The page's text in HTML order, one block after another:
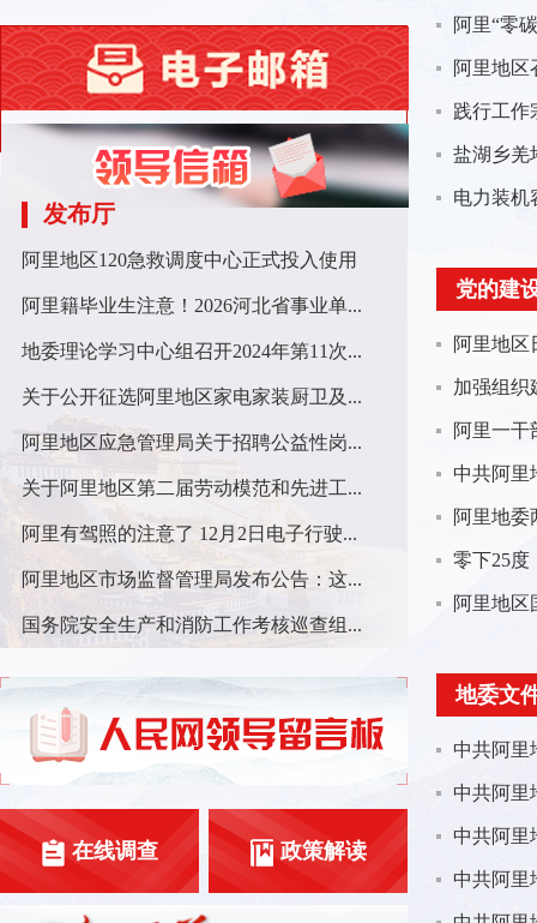
发布厅
阿里地区120急救调度中心正式投入使用
阿里籍毕业生注意！2026河北省事业单...
地委理论学习中心组召开2024年第11次...
关于公开征选阿里地区家电家装厨卫及...
阿里地区应急管理局关于招聘公益性岗...
关于阿里地区第二届劳动模范和先进工...
阿里有驾照的注意了 12月2日电子行驶...
阿里地区市场监督管理局发布公告：这...
国务院安全生产和消防工作考核巡查组...
在线调查 政策解读
阿里“零
阿里地区
践行工
盐湖乡羌
电力装机
党的建
阿里一干
地委文